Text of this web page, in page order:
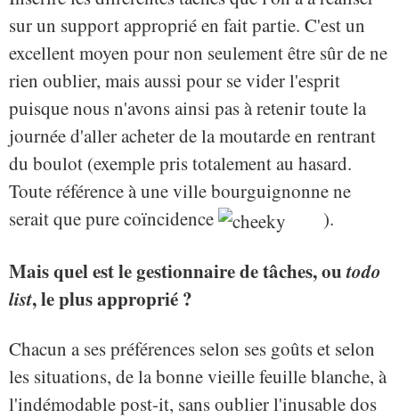
sur un support approprié en fait partie. C'est un
excellent moyen pour non seulement être sûr de ne
rien oublier, mais aussi pour se vider l'esprit
puisque nous n'avons ainsi pas à retenir toute la
journée d'aller acheter de la moutarde en rentrant
du boulot (exemple pris totalement au hasard.
Toute référence à une ville bourguignonne ne
serait que pure coïncidence
).
Mais quel est le gestionnaire de tâches, outodo
list, le plus approprié ?
Chacun a ses préférences selon ses goûts et selon
les situations, de la bonne vieille feuille blanche, à
l'indémodable post-it, sans oublier l'inusable dos